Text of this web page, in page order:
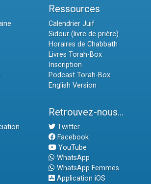
Ressources
Calendrier Juif
Sidour (livre de prière)
Horaires de Chabbath
Livres Torah-Box
Inscription
Podcast Torah-Box
English Version
Retrouvez-nous...
Twitter
Facebook
YouTube
WhatsApp
WhatsApp Femmes
Application iOS